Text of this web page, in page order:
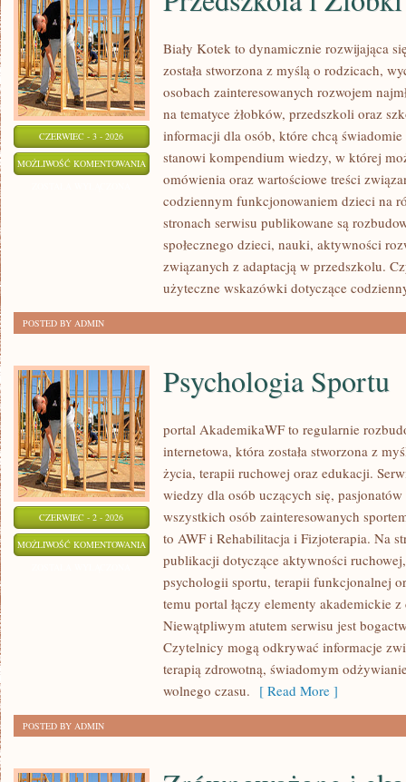
CZERWIEC - 3 - 2026
MOŻLIWOŚĆ KOMENTOWANIA PRZEDSZKOLA
ŻLOBKI
Biały Kotek to dynamicznie rozwijająca
została stworzona z myślą o rodzicach,
osobach zainteresowanych rozwojem
na tematyce żłobków, przedszkoli oraz
informacji dla osób, które chcą
stanowi kompendium wiedzy, w której
omówienia oraz wartościowe treści
codziennym funkcjonowaniem dzieci na
stronach serwisu publikowane są
społecznego dzieci, nauki, aktywności
związanych z adaptacją w przedszkolu.
użyteczne wskazówki dotyczące
POSTED BY ADMIN
CZERWIEC - 2 - 2026
MOŻLIWOŚĆ KOMENTOWANIA PSYCHOLOGIA
SPORTU
Psychologia Sportu
portal AkademikaWF to regularnie
internetowa, która została stworzona z
życia, terapii ruchowej oraz edukacji.
wiedzy dla osób uczących się,
wszystkich osób zainteresowanych
to AWF i Rehabilitacja i Fizjoterapia. Na
publikacji dotyczące aktywności
psychologii sportu, terapii funkcjonalnej
temu portal łączy elementy akademickie
Niewątpliwym atutem serwisu jest
Czytelnicy mogą odkrywać informacje
terapią zdrowotną, świadomym
wolnego czasu. [ Read More ]
POSTED BY ADMIN